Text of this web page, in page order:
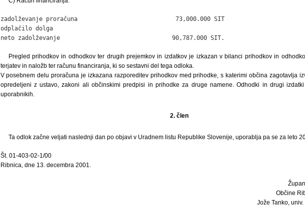
zadolževanje proračuna                            73,000.000 SIT
odplačilo dolga
neto zadolževanje                                90,787.000 SIT.
Pregled prihodkov in odhodkov ter drugih prejemkov in izdatkov je izkazan v bilanci prihodkov in
terjatev in naložb ter računu financiranja, ki so sestavni del tega odloka.
V posebnem delu proračuna je izkazana razporeditev prihodkov med prihodke, s katerimi občina zagotavlja
opredeljeni z ustavo, zakoni ali občinskimi predpisi in prihodke za druge namene. Odhodki in drugi
uporabnikih.
2. člen
Ta odlok začne veljati naslednji dan po objavi v Uradnem listu Republike Slovenije, uporablja pa se za leto
Št. 01-403-02-1/00
Ribnica, dne 13. decembra 2001.
Župan
Občine
Jože Tanko, univ.